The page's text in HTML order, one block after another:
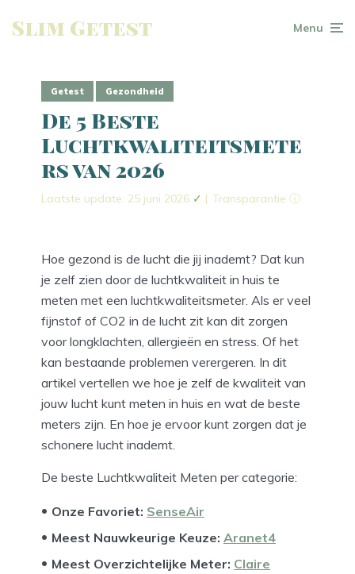
Slim Getest Menu
Getest Gezondheid
De 5 Beste
Luchtkwaliteitsmete
rs van 2026
Laatste update: 25 juni 2026 ✓ | Transparantie ⓘ
Hoe gezond is de lucht die jij inademt? Dat kun
je zelf zien door de luchtkwaliteit in huis te
meten met een luchtkwaliteitsmeter. Als er veel
fijnstof of CO2 in de lucht zit kan dit zorgen
voor longklachten, allergieën en stress. Of het
kan bestaande problemen verergeren. In dit
artikel vertellen we hoe je zelf de kwaliteit van
jouw lucht kunt meten in huis en wat de beste
meters zijn. En hoe je ervoor kunt zorgen dat je
schonere lucht inademt.
De beste Luchtkwaliteit Meten per categorie:
Onze Favoriet: SenseAir
Meest Nauwkeurige Keuze: Aranet4
Meest Overzichtelijke Meter: Claire